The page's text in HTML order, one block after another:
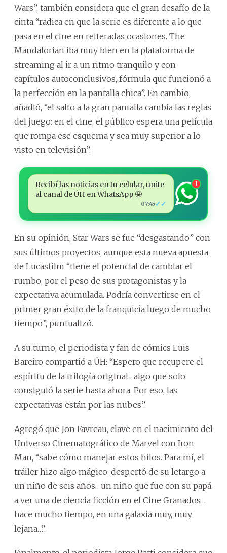
Wars”, también considera que el gran desafío de la
cinta “radica en que la serie es diferente a lo que
pasa en el cine en reiteradas ocasiones. The
Mandalorian iba muy bien en la plataforma de
streaming al ir a un ritmo tranquilo y con
capítulos autoconclusivos, fórmula que funcionó a
la perfección en la pantalla chica”. En cambio,
añadió, “el salto a la gran pantalla cambia las reglas
del juego: en el cine, el público espera una película
que rompa ese esquema y sea muy superior a lo
visto en televisión”.
Recibí las noticias en tu celular, unite
al canal de ÚH en WhatsApp 🤩
07:45✓✓
1
En su opinión, Star Wars se fue “desgastando” con
sus últimos proyectos, aunque esta nueva apuesta
de Lucasfilm “tiene el potencial de cambiar el
rumbo, por el peso de sus protagonistas y la
expectativa acumulada. Podría convertirse en el
primer gran éxito de la franquicia luego de mucho
tiempo”, puntualizó.
A su turno, el periodista y fan de cómics Luis
Bareiro compartió a ÚH: “Espero que recupere el
espíritu de la trilogía original... algo que solo
consiguió la serie hasta ahora. Por eso, las
expectativas están por las nubes”.
Agregó que Jon Favreau, clave en el nacimiento del
Universo Cinematográfico de Marvel con Iron
Man, “sabe cómo manejar estos hilos. Para mí, el
tráiler hizo algo mágico: despertó de su letargo a
un niño de seis años... un niño que fue con su papá
a ver una de ciencia ficción en el Cine Granados…
hace mucho tiempo, en una galaxia muy, muy
lejana…”.